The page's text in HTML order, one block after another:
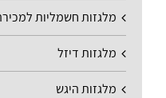
מלגזות חשמליות
מלגזות דיזל
מלגזות היגש